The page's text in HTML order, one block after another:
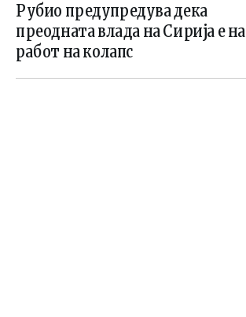
Рубио предупредува дека
преодната влада на Сирија е на
работ на колапс